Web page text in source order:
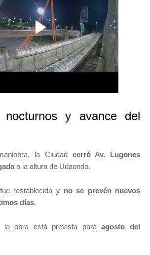
y avance del
la Ciudad cerró Av. Lugones
a la altura de Udaondo.
restablecida y no se prevén nuevos
días.
la obra está prevista paraagosto del